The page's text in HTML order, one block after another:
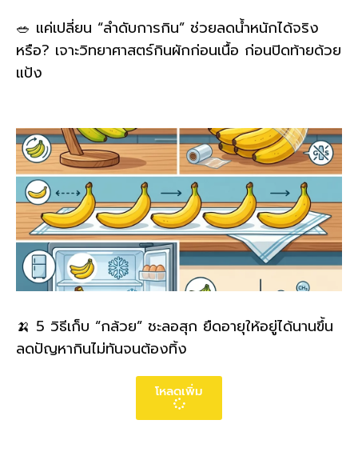
🥗 แค่เปลี่ยน “ลำดับการกิน” ช่วยลดน้ำหนักได้จริง
หรือ? เจาะวิทยาศาสตร์กินผักก่อนเนื้อ ก่อนปิดท้ายด้วย
แป้ง
🍌 5 วิธีเก็บ “กล้วย” ชะลอสุก ยืดอายุให้อยู่ได้นานขึ้น
ลดปัญหากินไม่ทันจนต้องทิ้ง
โหลดเพิ่ม